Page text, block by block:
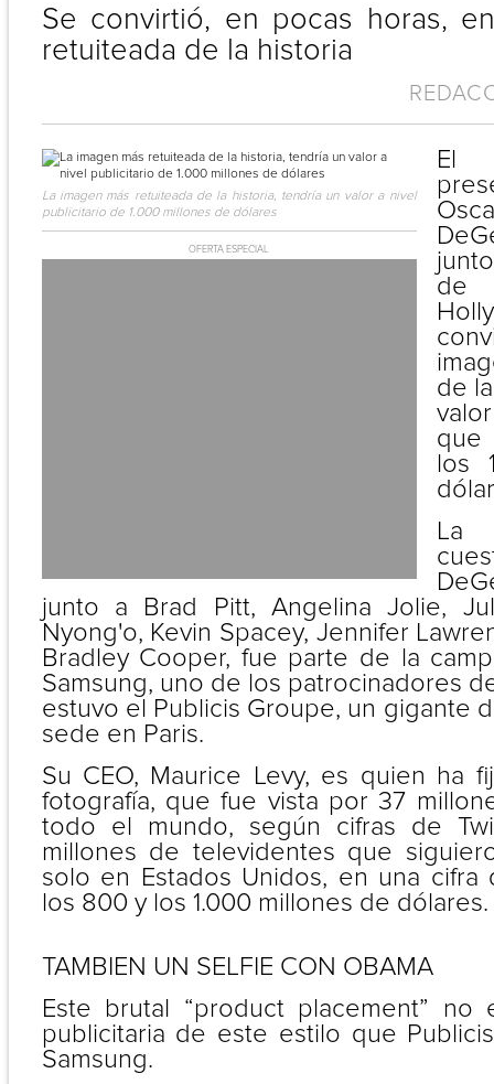
Se convirtió, en pocas horas,
retuiteada de la historia
La imagen más retuiteada de la historia, tendría un valor a nivel
publicitario de 1.000 millones de dólares
OFERTA ESPECIAL
El
de
de
que
los
La
junto a Brad Pitt, Angelina Jolie,
Nyong'o, Kevin Spacey, Jennifer
Bradley Cooper, fue parte de la
Samsung, uno de los patrocinadores
estuvo el Publicis Groupe, un gigante
sede en Paris.
Su CEO, Maurice Levy, es quien ha
fotografía, que fue vista por 37
todo el mundo, según cifras de
millones de televidentes que
solo en Estados Unidos, en una cifra
los 800 y los 1.000 millones de dólares.
TAMBIEN UN SELFIE CON OBAMA
Este brutal “product placement” no
publicitaria de este estilo que
Samsung.